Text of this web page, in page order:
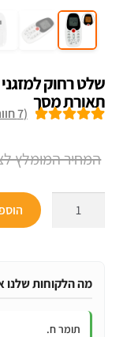
תאורת מסך
לקוחות
(
7
למזגני
Tornado
מה הלקוחות שלנו
תומר ח.